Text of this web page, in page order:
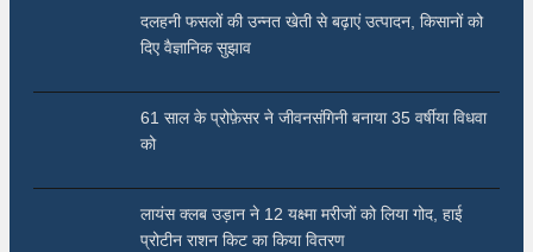
दलहनी फसलों की उन्नत खेती से बढ़ाएं उत्पादन, किसानों को
दिए वैज्ञानिक सुझाव
61 साल के प्रोफ़ेसर ने जीवनसंगिनी बनाया 35 वर्षीया विधवा
को
लायंस क्लब उड़ान ने 12 यक्ष्मा मरीजों को लिया गोद, हाई
प्रोटीन राशन किट का किया वितरण